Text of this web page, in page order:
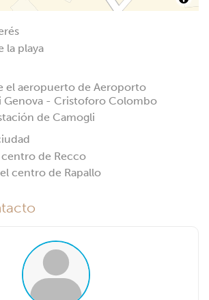
la playa
el aeropuerto de Aeroporto
Genova - Cristoforo Colombo
de Camogli
centro de Recco
centro de Rapallo